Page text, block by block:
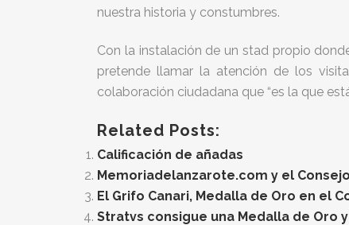
nuestra historia y constumbres.
Con la instalación de un stad propio
pretende llamar la atención de los
colaboración ciudadana que “es la que
Related Posts:
Calificación de añadas
Memoriadelanzarote.com y el
El Grifo Canari, Medalla de Oro en el
Stratvs consigue una Medalla de Oro